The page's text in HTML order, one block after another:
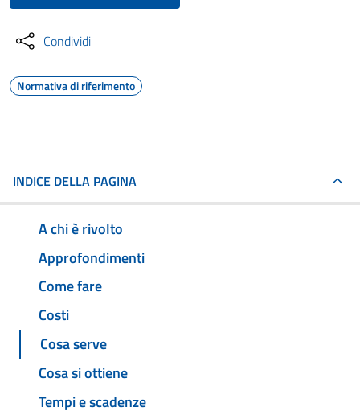
Condividi
Normativa di riferimento
INDICE DELLA PAGINA
A chi è rivolto
Approfondimenti
Come fare
Costi
Cosa serve
Cosa si ottiene
Tempi e scadenze